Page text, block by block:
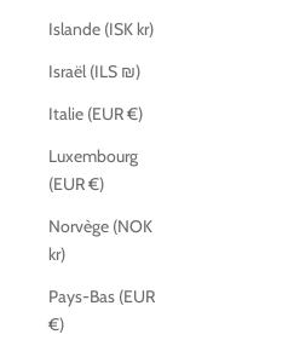
Islande (ISK kr)
Israël (ILS ₪)
Italie (EUR €)
Luxembourg
(EUR €)
Norvège (NOK
kr)
Pays-Bas (EUR
€)